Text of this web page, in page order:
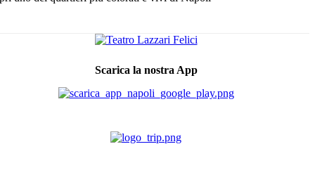
Scarica la nostra App